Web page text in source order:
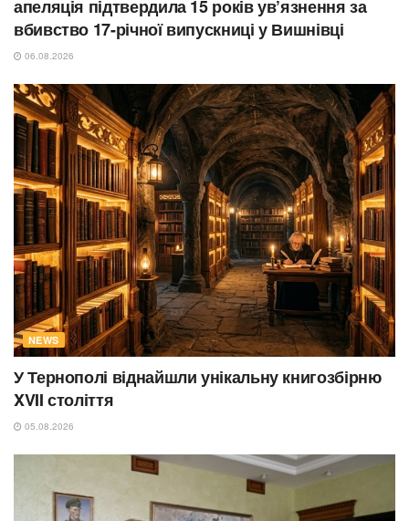
апеляція підтвердила 15 років ув’язнення за
вбивство 17-річної випускниці у Вишнівці
06.08.2026
NEWS
У Тернополі віднайшли унікальну книгозбірню
XVII століття
05.08.2026